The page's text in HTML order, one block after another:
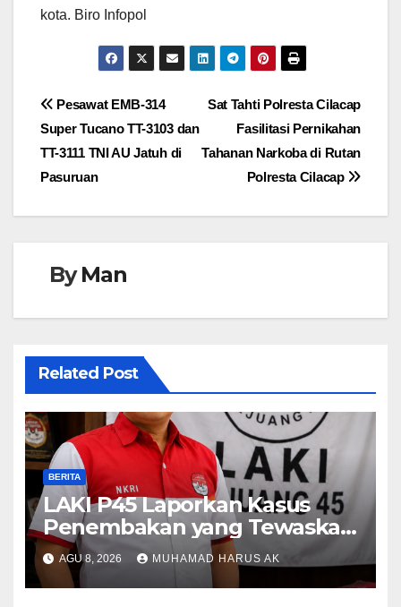
kota. Biro Infopol
Navigasi
pos
Sat Tahti Polresta Cilacap
Fasilitasi Pernikahan
Tahanan Narkoba di Rutan
Polresta Cilacap
Pesawat EMB-314
Super Tucano TT-3103 dan
TT-3111 TNI AU Jatuh di
Pasuruan
ByMan
Related Post
BERITA
LAKI P45 Laporkan Kasus
Penembakan yang Tewaskan
Terduga Pencuri Durian oleh
Oknum Pegawai Lapas
Lubuklinggau
AGU 8, 2026 MUHAMAD HARUS AK